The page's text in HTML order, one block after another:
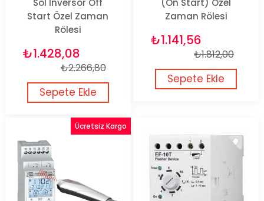
Sol İnversör Off
Start Özel Zaman
Rölesi
₺1.428,08
₺2.266,80
Sepete Ekle
(On Start) Özel
Zaman Rölesi
₺1.141,56
₺1.812,00
Sepete Ekle
Ücretsiz Kargo